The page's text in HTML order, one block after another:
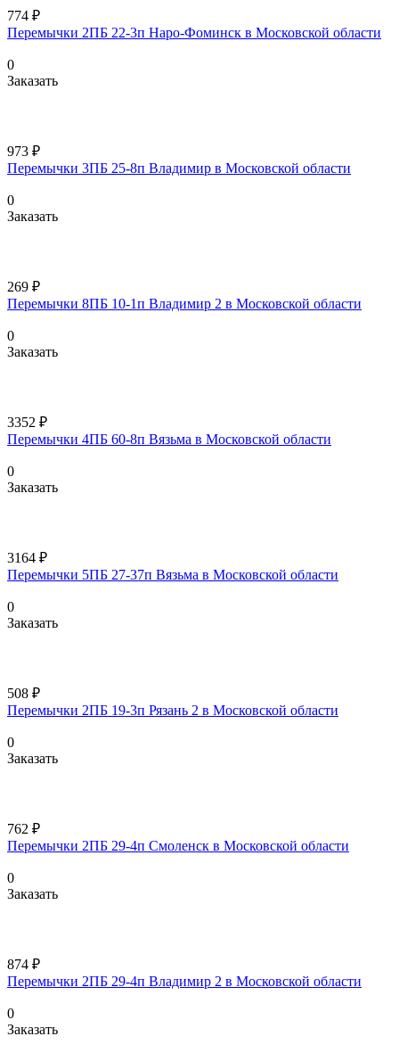
774 ₽
Перемычки 2ПБ 22-3п Наро-Фоминск в Московской области
0
Заказать
973 ₽
Перемычки 3ПБ 25-8п Владимир в Московской области
0
Заказать
269 ₽
Перемычки 8ПБ 10-1п Владимир 2 в Московской области
0
Заказать
3352 ₽
Перемычки 4ПБ 60-8п Вязьма в Московской области
0
Заказать
3164 ₽
Перемычки 5ПБ 27-37п Вязьма в Московской области
0
Заказать
508 ₽
Перемычки 2ПБ 19-3п Рязань 2 в Московской области
0
Заказать
762 ₽
Перемычки 2ПБ 29-4п Смоленск в Московской области
0
Заказать
874 ₽
Перемычки 2ПБ 29-4п Владимир 2 в Московской области
0
Заказать